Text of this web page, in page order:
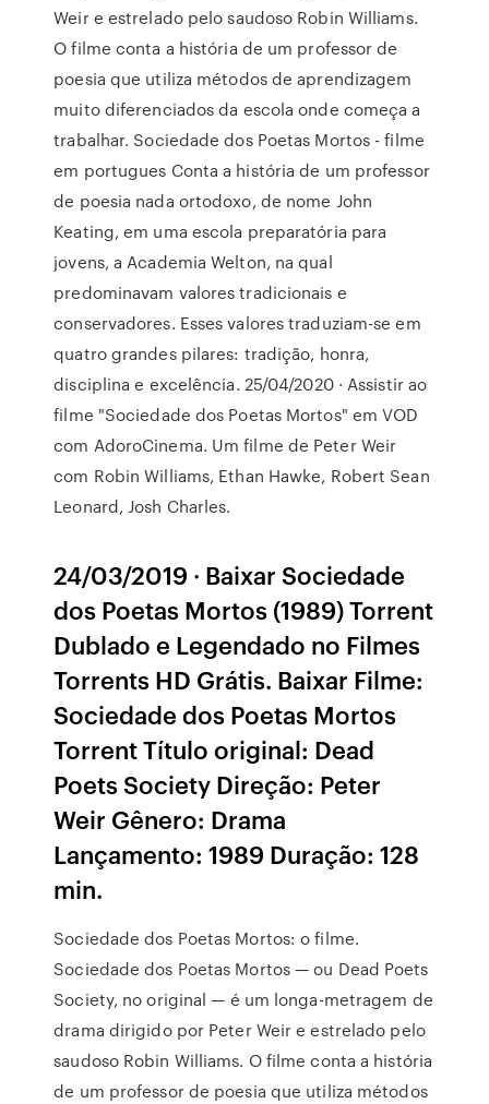
Weir e estrelado pelo saudoso Robin Williams.
O filme conta a história de um professor de
poesia que utiliza métodos de aprendizagem
muito diferenciados da escola onde começa a
trabalhar. Sociedade dos Poetas Mortos - filme
em portugues Conta a história de um professor
de poesia nada ortodoxo, de nome John
Keating, em uma escola preparatória para
jovens, a Academia Welton, na qual
predominavam valores tradicionais e
conservadores. Esses valores traduziam-se em
quatro grandes pilares: tradição, honra,
disciplina e excelência. 25/04/2020 · Assistir ao
filme "Sociedade dos Poetas Mortos" em VOD
com AdoroCinema. Um filme de Peter Weir
com Robin Williams, Ethan Hawke, Robert Sean
Leonard, Josh Charles.
24/03/2019 · Baixar Sociedade
dos Poetas Mortos (1989) Torrent
Dublado e Legendado no Filmes
Torrents HD Grátis. Baixar Filme:
Sociedade dos Poetas Mortos
Torrent Título original: Dead
Poets Society Direção: Peter
Weir Gênero: Drama
Lançamento: 1989 Duração: 128
min.
Sociedade dos Poetas Mortos: o filme.
Sociedade dos Poetas Mortos — ou Dead Poets
Society, no original — é um longa-metragem de
drama dirigido por Peter Weir e estrelado pelo
saudoso Robin Williams. O filme conta a história
de um professor de poesia que utiliza métodos